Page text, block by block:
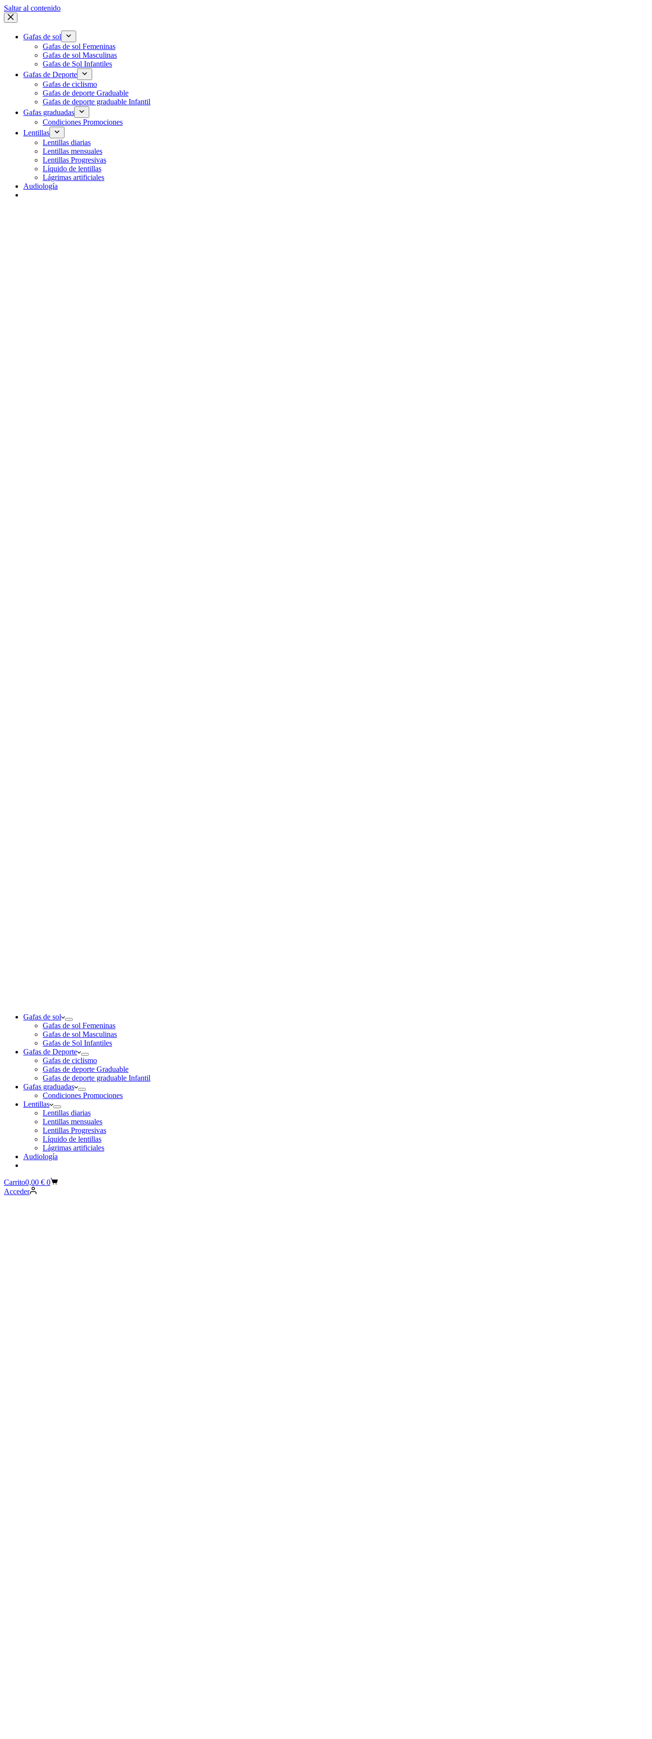
Saltar al contenido
Gafas de sol
Gafas de sol Femeninas
Gafas de sol Masculinas
Gafas de Sol Infantiles
Gafas de Deporte
Gafas de ciclismo
Gafas de deporte Graduable
Gafas de deporte graduable Infantil
Gafas graduadas
Condiciones Promociones
Lentillas
Lentillas diarias
Lentillas mensuales
Lentillas Progresivas
Líquido de lentillas
Lágrimas artificiales
Audiología
Gafas de sol
Gafas de sol Femeninas
Gafas de sol Masculinas
Gafas de Sol Infantiles
Gafas de Deporte
Gafas de ciclismo
Gafas de deporte Graduable
Gafas de deporte graduable Infantil
Gafas graduadas
Condiciones Promociones
Lentillas
Lentillas diarias
Lentillas mensuales
Lentillas Progresivas
Líquido de lentillas
Lágrimas artificiales
Audiología
Carrito0,00 € 0
Acceder